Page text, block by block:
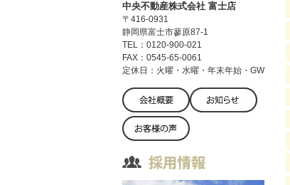
中央不動産株式会社 富士店
〒416-0931
静岡県富士市蓼原87-1
TEL：0120-900-021
FAX：0545-65-0061
定休日：火曜・水曜・年末年始・GW